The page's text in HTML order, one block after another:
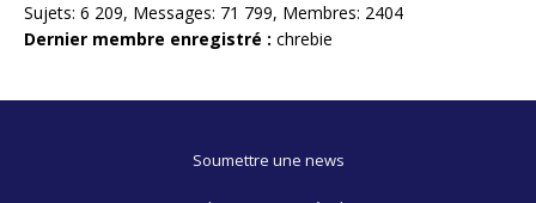
Sujets: 6 209, Messages: 71 799, Membres: 2404
Dernier membre enregistré : chrebie
Soumettre une news